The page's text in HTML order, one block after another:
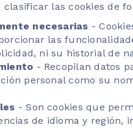
clasificar las cookies de
necesarias -
las
ni su historial de
- Recopilan datos
personal como su
- Son cookies que
de idioma y